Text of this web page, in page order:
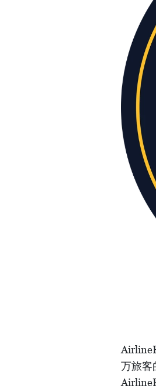
万旅客